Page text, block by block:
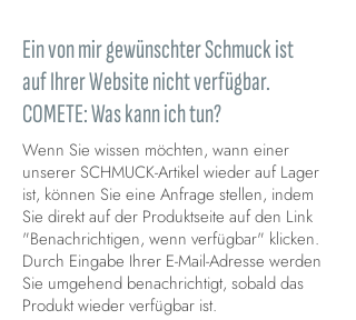
Ein von mir gewünschter Schmuck ist
auf Ihrer Website nicht verfügbar.
COMETE: Was kann ich tun?
Wenn Sie wissen möchten, wann einer
unserer SCHMUCK-Artikel wieder auf Lager
ist, können Sie eine Anfrage stellen, indem
Sie direkt auf der Produktseite auf den Link
"Benachrichtigen, wenn verfügbar" klicken.
Durch Eingabe Ihrer E-Mail-Adresse werden
Sie umgehend benachrichtigt, sobald das
Produkt wieder verfügbar ist.